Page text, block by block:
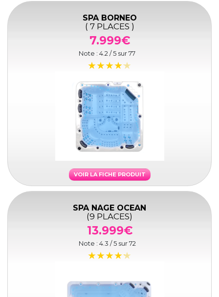
SPA BORNEO
( 7 PLACES )
7.999€
Note : 4.2 / 5 sur77
VOIR LA FICHE PRODUIT
SPA NAGE OCEAN
(9 PLACES)
13.999€
Note : 4.3 / 5 sur72